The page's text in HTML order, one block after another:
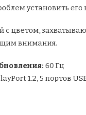
установить
с цветом,
внимания.
60 Гц
1.2, 5 портов